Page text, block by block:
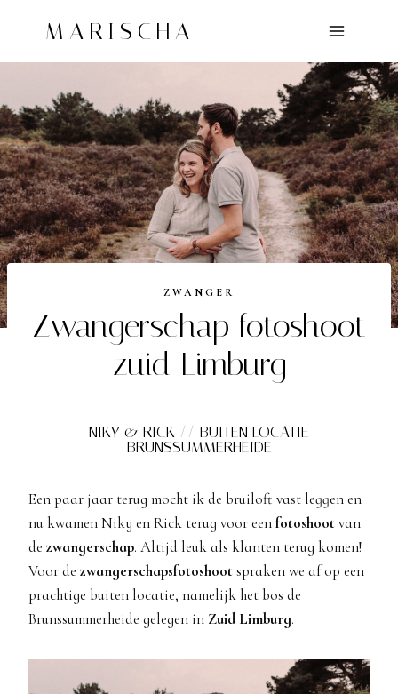
inhoud
MARISCHA
ZWANGER
Zwangerschap fotoshoot
zuid Limburg
NIKY & RICK // BUITEN LOCATIE
BRUNSSUMMERHEIDE
Een paar jaar terug mocht ik de bruiloft vast leggen en
nu kwamen Niky en Rick terug voor eenfotoshootvan
de zwangerschap. Altijd leuk als klanten terug komen!
Voor de zwangerschapsfotoshootspraken we af op een
prachtige buiten locatie, namelijk het bos de
Brunssummerheide gelegen in Zuid Limburg.